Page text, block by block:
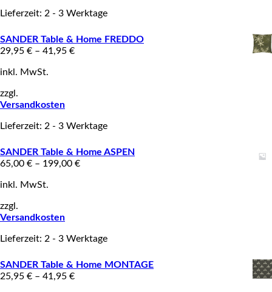
Lieferzeit: 2 - 3 Werktage
SANDER Table & Home FREDDO
29,95 € – 41,95 €
inkl. MwSt.
zzgl.
Versandkosten
Lieferzeit: 2 - 3 Werktage
SANDER Table & Home ASPEN
65,00 € – 199,00 €
inkl. MwSt.
zzgl.
Versandkosten
Lieferzeit: 2 - 3 Werktage
SANDER Table & Home MONTAGE
25,95 € – 41,95 €